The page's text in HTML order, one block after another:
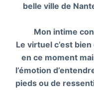
belle ville de
Mon intime
Le virtuel c’est
en ce moment
l’émotion
pieds ou de